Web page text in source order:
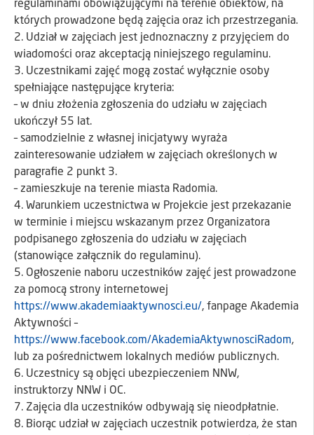
regulaminami obowiązującymi na terenie obiektów, na
których prowadzone będą zajęcia oraz ich przestrzegania.
2. Udział w zajęciach jest jednoznaczny z przyjęciem do
wiadomości oraz akceptacją niniejszego regulaminu.
3. Uczestnikami zajęć mogą zostać wyłącznie osoby
spełniające następujące kryteria:
– w dniu złożenia zgłoszenia do udziału w zajęciach
ukończył 55 lat.
– samodzielnie z własnej inicjatywy wyraża
zainteresowanie udziałem w zajęciach określonych w
paragrafie 2 punkt 3.
– zamieszkuje na terenie miasta Radomia.
4. Warunkiem uczestnictwa w Projekcie jest przekazanie
w terminie i miejscu wskazanym przez Organizatora
podpisanego zgłoszenia do udziału w zajęciach
(stanowiące załącznik do regulaminu).
5. Ogłoszenie naboru uczestników zajęć jest prowadzone
za pomocą strony internetowej
https://www.akademiaaktywnosci.eu/, fanpage Akademia
Aktywności –
https://www.facebook.com/AkademiaAktywnosciRadom,
lub za pośrednictwem lokalnych mediów publicznych.
6. Uczestnicy są objęci ubezpieczeniem NNW,
instruktorzy NNW i OC.
7. Zajęcia dla uczestników odbywają się nieodpłatnie.
8. Biorąc udział w zajęciach uczestnik potwierdza, że stan